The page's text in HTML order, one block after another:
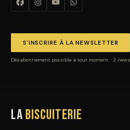
S'INSCRIRE À LA NEWSLETTER
Désabonnement possible à tout moment. · 2
La Biscuiterie